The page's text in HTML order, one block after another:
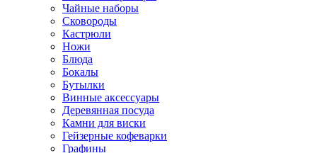
Чайные наборы
Сковороды
Кастрюли
Ножи
Блюда
Бокалы
Бутылки
Винные аксессуары
Деревянная посуда
Камни для виски
Гейзерные кофеварки
Графины